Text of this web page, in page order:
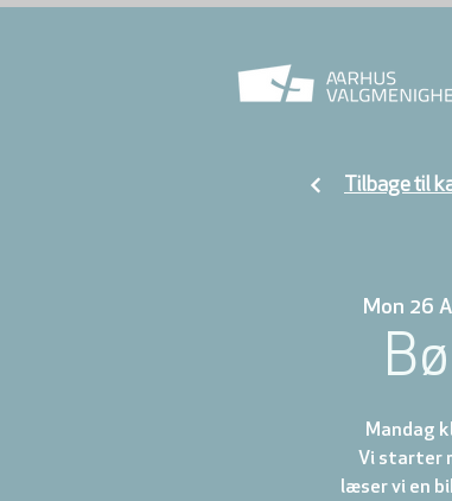
Mon 26
Mandag
Vi starter
læser vi en
Tilbage til